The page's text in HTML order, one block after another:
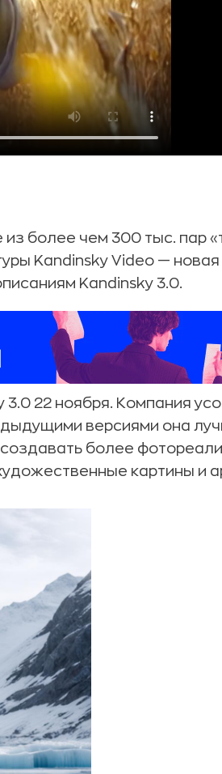
более чем 300 тыс. пар
Kandinsky Video —
Kandinsky 3.0.
3.0 22 ноября. Компания
версиями она
более
картины и